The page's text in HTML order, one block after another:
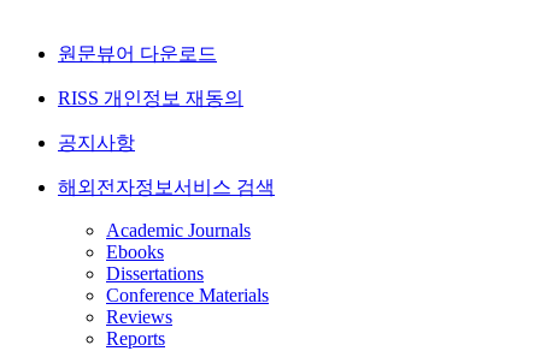
원문뷰어 다운로드
RISS 개인정보 재동의
공지사항
해외전자정보서비스 검색
Academic Journals
Ebooks
Dissertations
Conference Materials
Reviews
Reports